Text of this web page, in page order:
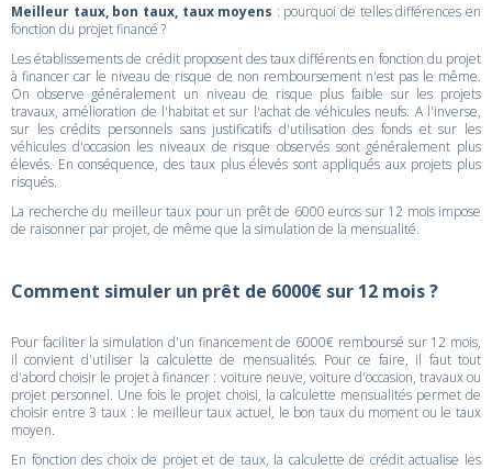
Meilleur taux, bon taux, taux moyens : pourquoi de telles différences en
fonction du projet financé ?
Les établissements de crédit proposent des taux différents en fonction du projet
à financer car le niveau de risque de non remboursement n'est pas le même.
On observe généralement un niveau de risque plus faible sur les projets
travaux, amélioration de l'habitat et sur l'achat de véhicules neufs. A l'inverse,
sur les crédits personnels sans justificatifs d'utilisation des fonds et sur les
véhicules d'occasion les niveaux de risque observés sont généralement plus
élevés. En conséquence, des taux plus élevés sont appliqués aux projets plus
risqués.
La recherche du meilleur taux pour un prêt de 6000 euros sur 12 mois impose
de raisonner par projet, de même que la simulation de la mensualité.
Comment simuler un prêt de 6000€ sur 12 mois ?
Pour faciliter la simulation d'un financement de 6000€ remboursé sur 12 mois,
il convient d'utiliser la calculette de mensualités. Pour ce faire, il faut tout
d'abord choisir le projet à financer : voiture neuve, voiture d'occasion, travaux ou
projet personnel. Une fois le projet choisi, la calculette mensualités permet de
choisir entre 3 taux : le meilleur taux actuel, le bon taux du moment ou le taux
moyen.
En fonction des choix de projet et de taux, la calculette de crédit actualise les